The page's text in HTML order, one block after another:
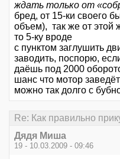
ждать только от
бред, от 15-ки своего
объем), так же от этой
то 5-ку вроде
с пунктом заглушить
заводить, поспорю,
даёшь под 2000
шанс что мотор
можно так долго с
Re: Как правильно
Дядя Миша
19 - 10.03.2009 - 09:46